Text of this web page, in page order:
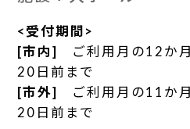
<受付期間>
[市内] ご利用月の12
20日前まで
[市外] ご利用月の11
20日前まで